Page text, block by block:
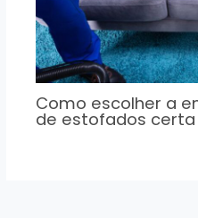
Como escolher a
de estofados